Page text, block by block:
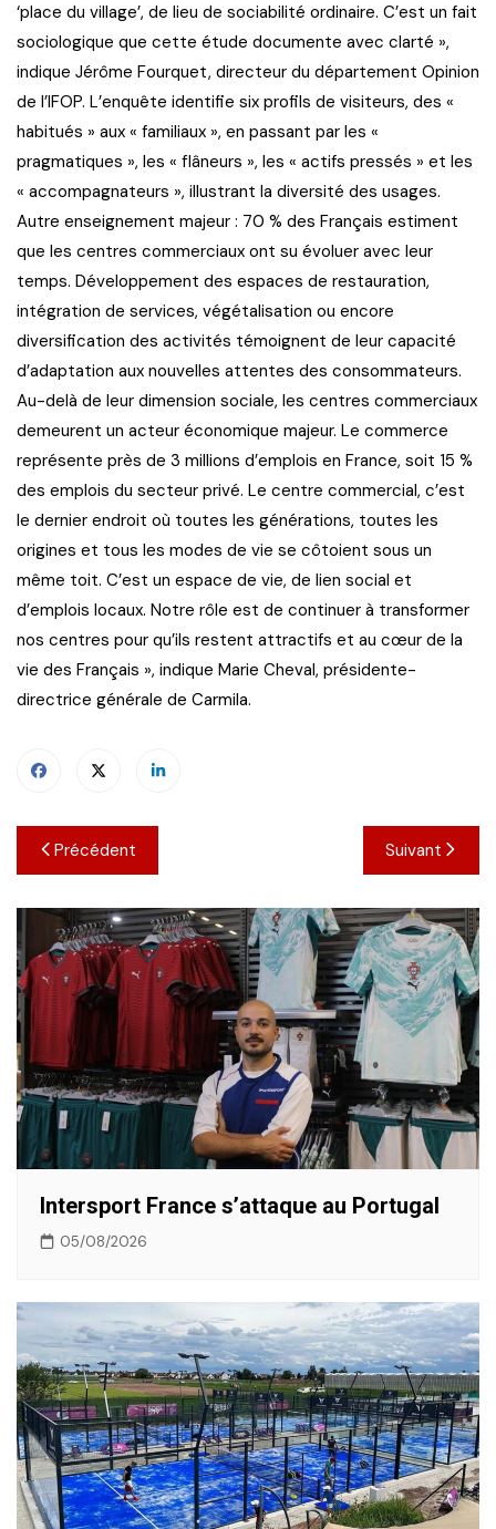
‘place du village’, de lieu de sociabilité ordinaire. C’est un fait
sociologique que cette étude documente avec clarté »,
indique Jérôme Fourquet, directeur du département Opinion
de l’IFOP. L’enquête identifie six profils de visiteurs, des «
habitués » aux « familiaux », en passant par les «
pragmatiques », les « flâneurs », les « actifs pressés » et les
« accompagnateurs », illustrant la diversité des usages.
Autre enseignement majeur : 70 % des Français estiment
que les centres commerciaux ont su évoluer avec leur
temps. Développement des espaces de restauration,
intégration de services, végétalisation ou encore
diversification des activités témoignent de leur capacité
d’adaptation aux nouvelles attentes des consommateurs.
Au-delà de leur dimension sociale, les centres commerciaux
demeurent un acteur économique majeur. Le commerce
représente près de 3 millions d’emplois en France, soit 15 %
des emplois du secteur privé. Le centre commercial, c’est
le dernier endroit où toutes les générations, toutes les
origines et tous les modes de vie se côtoient sous un
même toit. C’est un espace de vie, de lien social et
d’emplois locaux. Notre rôle est de continuer à transformer
nos centres pour qu’ils restent attractifs et au cœur de la
vie des Français », indique Marie Cheval, présidente-
directrice générale de Carmila.
Navigation
de
l’article
Précédent Suivant
Intersport France s’attaque au Portugal
05/08/2026